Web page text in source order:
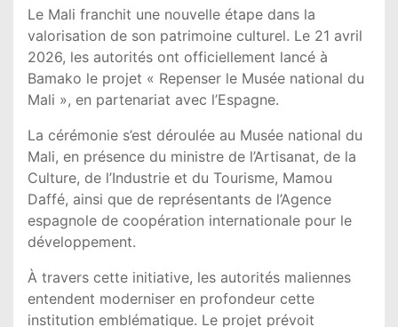
Le Mali franchit une nouvelle étape dans la
valorisation de son patrimoine culturel. Le 21 avril
2026, les autorités ont officiellement lancé à
Bamako le projet « Repenser le Musée national du
Mali », en partenariat avec l’Espagne.
La cérémonie s’est déroulée au Musée national du
Mali, en présence du ministre de l’Artisanat, de la
Culture, de l’Industrie et du Tourisme, Mamou
Daffé, ainsi que de représentants de l’Agence
espagnole de coopération internationale pour le
développement.
À travers cette initiative, les autorités maliennes
entendent moderniser en profondeur cette
institution emblématique. Le projet prévoit